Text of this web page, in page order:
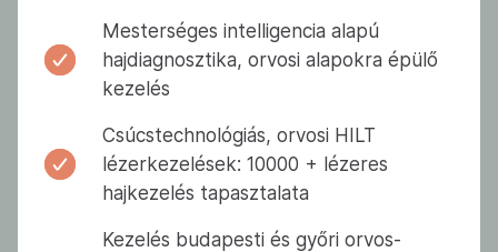
Mesterséges intelligencia alapú
hajdiagnosztika, orvosi alapokra épülő
kezelés
Csúcstechnológiás, orvosi HILT
lézerkezelések: 10000 + lézeres
hajkezelés tapasztalata
Kezelés budapesti és győri orvos-